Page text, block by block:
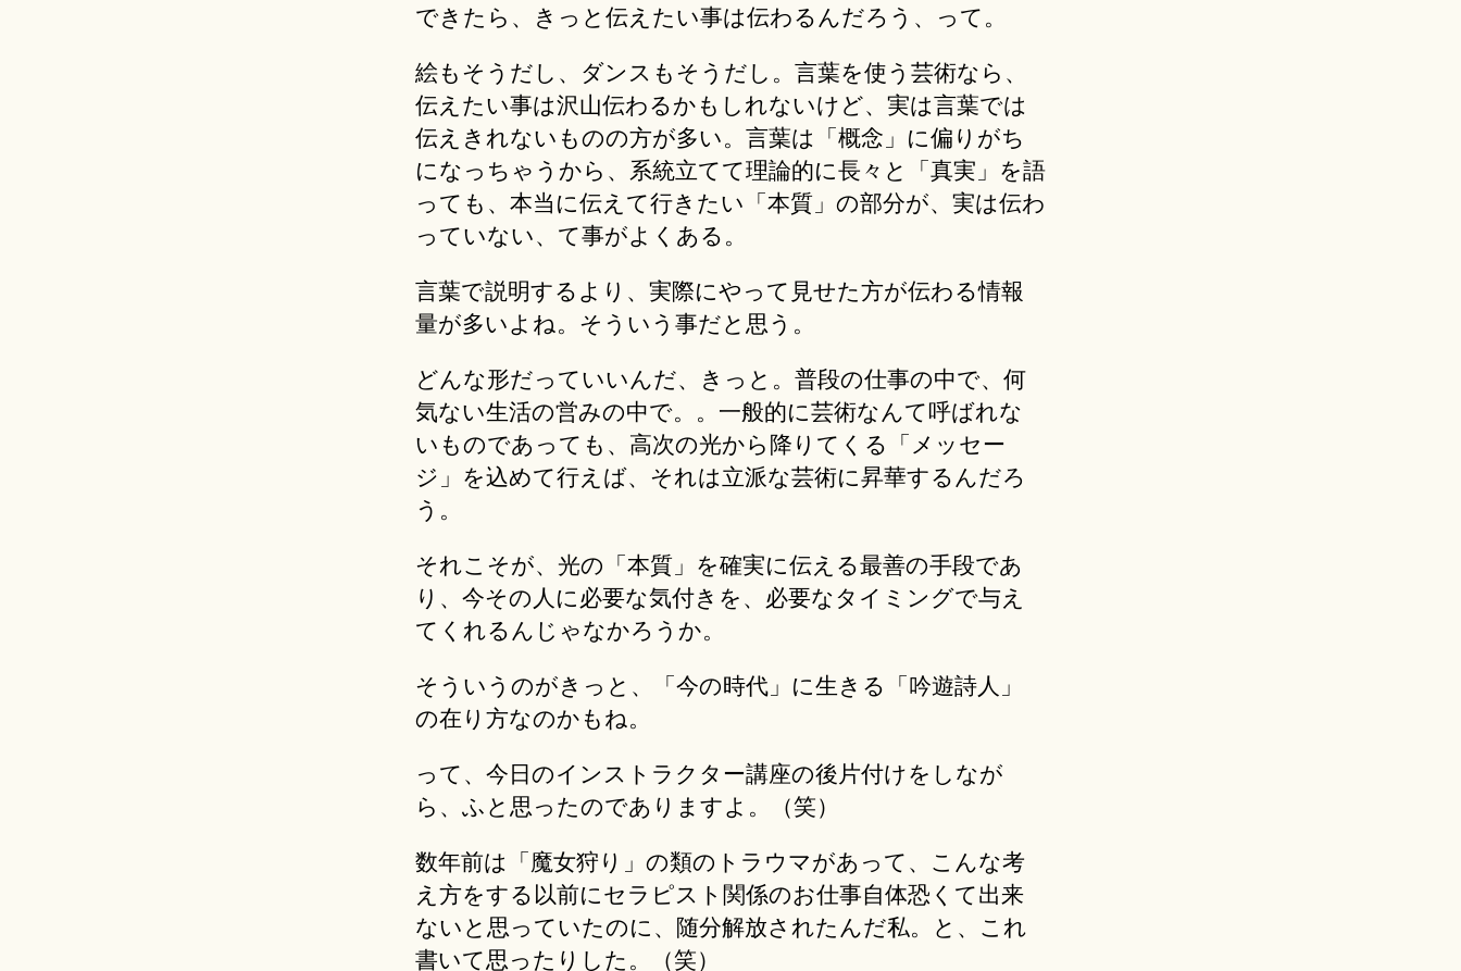
できたら、きっと伝えたい事は伝わるんだろう、って。
絵もそうだし、ダンスもそうだし。言葉を使う芸術なら、
伝えたい事は沢山伝わるかもしれないけど、実は言葉では
伝えきれないものの方が多い。言葉は「概念」に偏りがち
になっちゃうから、系統立てて理論的に長々と「真実」を語
っても、本当に伝えて行きたい「本質」の部分が、実は伝わ
っていない、て事がよくある。
言葉で説明するより、実際にやって見せた方が伝わる情報
量が多いよね。そういう事だと思う。
どんな形だっていいんだ、きっと。普段の仕事の中で、何
気ない生活の営みの中で。。一般的に芸術なんて呼ばれな
いものであっても、高次の光から降りてくる「メッセー
ジ」を込めて行えば、それは立派な芸術に昇華するんだろ
う。
それこそが、光の「本質」を確実に伝える最善の手段であ
り、今その人に必要な気付きを、必要なタイミングで与え
てくれるんじゃなかろうか。
そういうのがきっと、「今の時代」に生きる「吟遊詩人」
の在り方なのかもね。
って、今日のインストラクター講座の後片付けをしなが
ら、ふと思ったのでありますよ。（笑）
数年前は「魔女狩り」の類のトラウマがあって、こんな考
え方をする以前にセラピスト関係のお仕事自体恐くて出来
ないと思っていたのに、随分解放されたんだ私。と、これ
書いて思ったりした。（笑）